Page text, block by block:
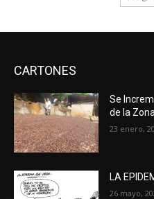
CARTONES
Se
de la
23 enero,
LA
26 mayo,